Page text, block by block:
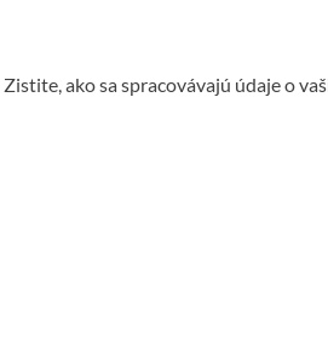
Zistite, ako sa spracovávajú údaje o